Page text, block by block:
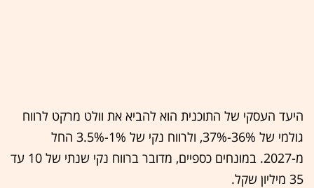
היעד העסקי של התוכנית הוא להביא את וולט מרקט לרווח
גולמי של 36%-37%, ולרווח נקי של 1%-3.5% החל
מ-2027. במונחים כספיים, מדובר ברווח נקי שנתי של 10 עד
35 מיליון שקל.